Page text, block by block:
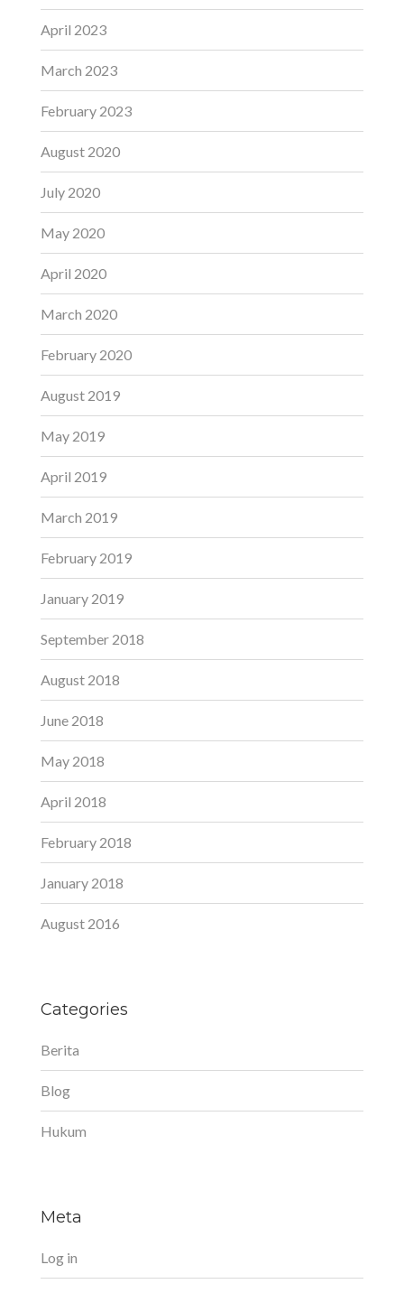
April 2023
March 2023
February 2023
August 2020
July 2020
May 2020
April 2020
March 2020
February 2020
August 2019
May 2019
April 2019
March 2019
February 2019
January 2019
September 2018
August 2018
June 2018
May 2018
April 2018
February 2018
January 2018
August 2016
Categories
Berita
Blog
Hukum
Meta
Log in